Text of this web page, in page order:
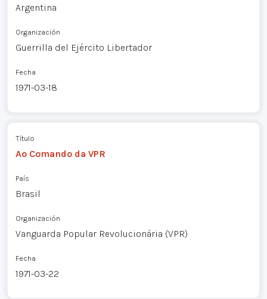
Argentina
Organización
Guerrilla del Ejército Libertador
Fecha
1971-03-18
Título
Ao Comando da VPR
País
Brasil
Organización
Vanguarda Popular Revolucionária (VPR)
Fecha
1971-03-22